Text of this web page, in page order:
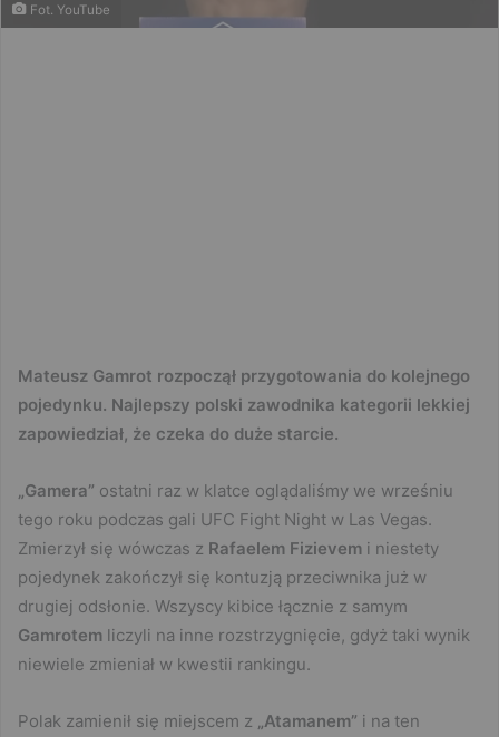
Fot. YouTube
Mateusz Gamrot rozpoczął przygotowania do kolejnego
pojedynku. Najlepszy polski zawodnika kategorii lekkiej
zapowiedział, że czeka do duże starcie.
„Gamera” ostatni raz w klatce oglądaliśmy we wrześniu
tego roku podczas gali UFC Fight Night w Las Vegas.
Zmierzył się wówczas z Rafaelem Fizievem i niestety
pojedynek zakończył się kontuzją przeciwnika już w
drugiej odsłonie. Wszyscy kibice łącznie z samym
Gamrotem liczyli na inne rozstrzygnięcie, gdyż taki wynik
niewiele zmieniał w kwestii rankingu.
Polak zamienił się miejscem z „Atamanem” i na ten